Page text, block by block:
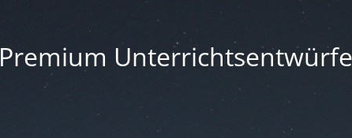
Premium Unterrichtsentwürfe